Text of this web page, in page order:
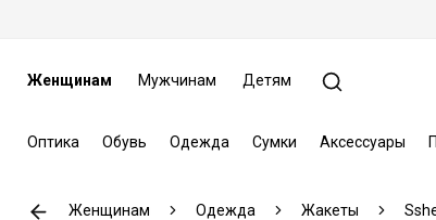
Женщинам Мужчинам Детям
Оптика Обувь Одежда Сумки Аксессуары
Женщинам Одежда Жакеты